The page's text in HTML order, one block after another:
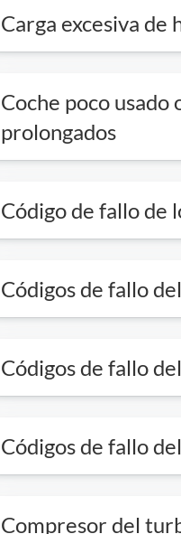
Carga excesiva de
Coche poco
prolongados
Código de fallo de
Códigos de fallo
Códigos de fallo
Códigos de fallo
Compresor del